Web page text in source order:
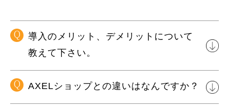
Q
導入のメリット、デメリットについて
教えて下さい。
Q AXELショップとの違いはなんですか？